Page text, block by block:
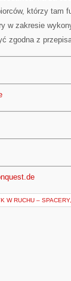
którzy tam
w zakresie
zgodna z
W RUCHU –